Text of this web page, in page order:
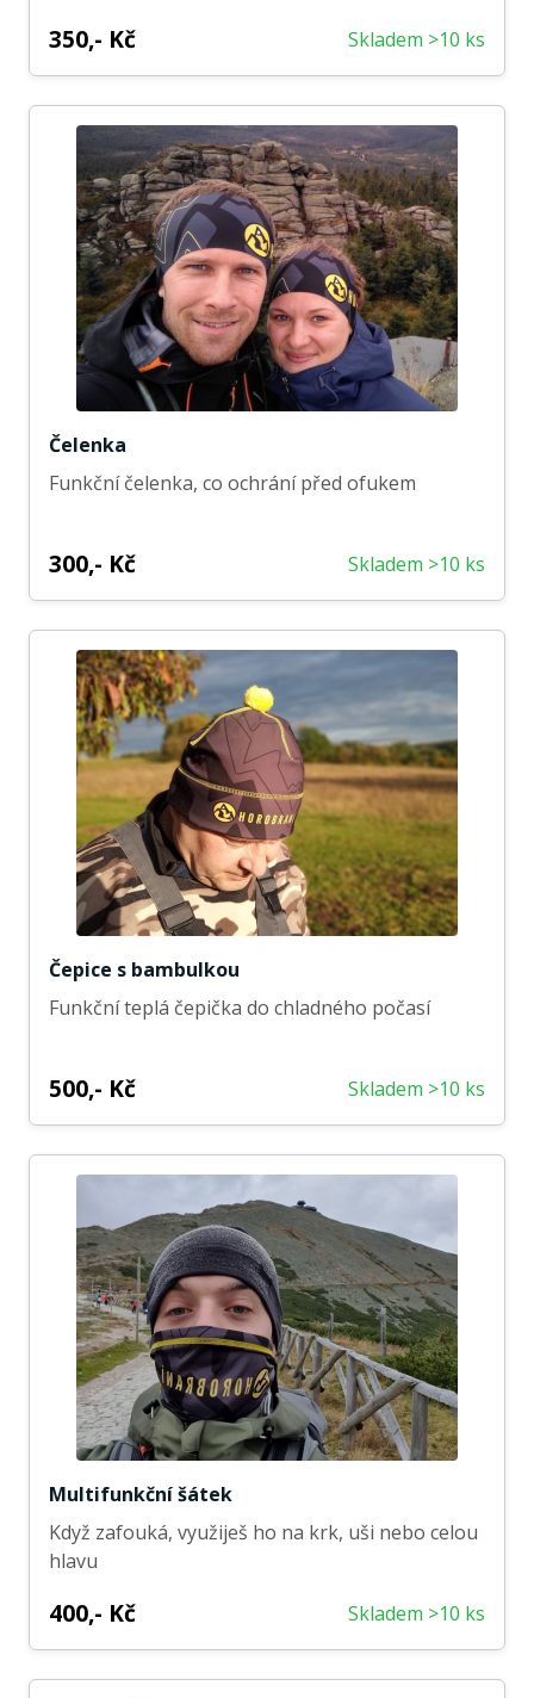
350,- Kč Skladem >10 ks
Čelenka
Funkční čelenka, co ochrání před ofukem
300,- Kč Skladem >10 ks
Čepice s bambulkou
Funkční teplá čepička do chladného počasí
500,- Kč Skladem >10 ks
Multifunkční šátek
Když zafouká, využiješ ho na krk, uši nebo celou
hlavu
400,- Kč Skladem >10 ks